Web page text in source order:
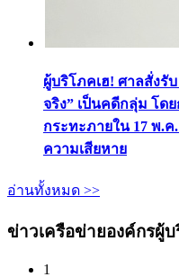
ผู้บริโภคเฮ! ศาลสั่งรั
จริง” เป็นคดีกลุ่ม โด
กระทะภายใน 17 พ.ค
ความเสียหาย
อ่านทั้งหมด >>
ข่าวเครือข่ายองค์กรผู้
1